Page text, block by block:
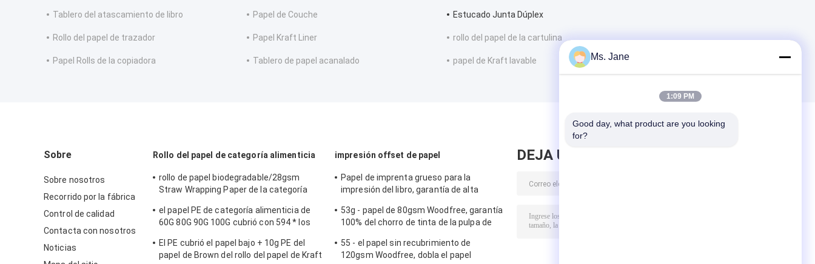
Tablero del atascamiento de libro Papel de Couche Estucado Junta Dúplex
Rollo del papel de trazador Papel Kraft Liner rollo del papel de la cartulina
Papel Rolls de la copiadora Tablero de papel acanalado papel de Kraft lavable
Sobre
Sobre nosotros
Recorrido por la fábrica
Control de calidad
Contacta con nosotros
Noticias
Rollo del papel de categoría alimenticia
rollo de papel biodegradable/28gsm
Straw Wrapping Paper de la categoría
el papel PE de categoría alimenticia de
60G 80G 90G 100G cubrió con 594 * los
El PE cubrió el papel bajo + 10g PE del
papel de Brown del rollo del papel de Kraft
impresión offset de papel
Papel de imprenta grueso para la
impresión del libro, garantía de alta
53g - papel de 80gsm Woodfree, garantía
100% del chorro de tinta de la pulpa de
55 - el papel sin recubrimiento de
120gsm Woodfree, dobla el papel
DEJA UN MENSAJE
Ms. Jane
1:09 PM
Good day, what product are you looking
for?